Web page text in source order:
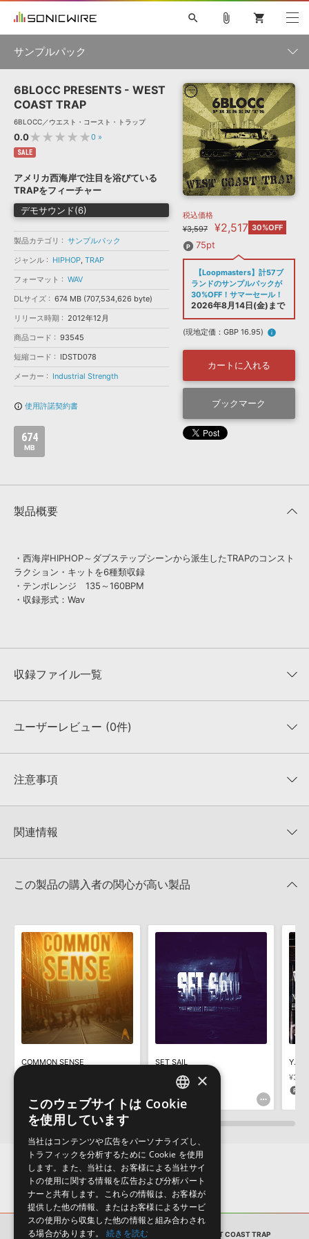
ソフト音源 »
プラグイン・エフェクト »
サンプルパック »
ソフトウェア／ツール »
DAW »
効果音 »
BGM »
キャンペーン »
特集 »
ニュースレター »
SONICWIREブログ »
製品サポート情報 »
DTMガイド »
FAQ »
お問い合わせ »
音楽カード
楽曲配信流通 サービス
無償のサウンド管理ソフト
次世代型 ボーカル・エディタ
APS
SLS
search
初音ミク NT 鏡音リン・レン V4X 巡音ルカ V4X
MEIKO V3
KAITO V3
TOONTRACK
SPITFIRE AUDIO
VIENNA
EZ DRUMMER 3
ライセンスフリーBGM
ボーカル抜き出し
DUBSTEP
MUTANT
ROUTER.FM
SONOCA
ソフト音源 プラグイン・エフェクト
ソフトウェア／ツール 効果音
attach_file shopping_cart
サンプルパック
製品一覧
ジャンル
フォーマット
ランキング
6BLOCC PRESENTS - WEST
COAST TRAP
6BLOCC／ウエスト・コースト・トラップ
0.0★★★★★0 »
SALE
アメリカ西海岸で注目を浴びている
TRAPをフィーチャー
デモサウンド(6)
製品カテゴリ
サンプルパック
ジャンル
HIPHOP, TRAP
フォーマット
WAV
DLサイズ
674 MB (707,534,626 byte)
リリース時期
2012年12月
商品コード
93545
短縮コード
IDSTD078
メーカー
Industrial Strength
info_outline 使用許諾契約書
674
MB
税込価格
¥3,597
¥2,517 30%OFF
75pt
【Loopmasters】計57ブ
ランドのサンプルパックが
30%OFF！サマーセール！
2026年8月14日(金)まで
(現地定価：GBP 16.95) info
カートに入れる
ブックマーク
製品概要
・西海岸HIPHOP～ダブステップシーンから派生したTRAPのコンスト
ラクション・キットを6種類収録
・テンポレンジ 135～160BPM
・収録形式：Wav
収録ファイル一覧
収録ファイル一覧
ユーザーレビュー (0件)
★★★★★
★5
★4
★1
注意事項
KONTAKTフォーマットは、
でお使いいただけます。無償版のKONTAKT PLAYERではお使いい
4GBを超えるデータに関するご注意：FAT32でフォーマットされた
きます際には、NTFSやHFS＋でフォーマットされたHDDをご用意
いただく必要がございます。
製品の購入手続き完了後、受注確認メールとシリアルナンバーをお
知らせするメールの2通が送信されます。メールに記載されており
ます説明に沿って、製品のダウンロード／導入を行って下さい。
サンプルパック製品には、原則として日本語版操作マニュアルをご
用意しておりません。ご購入後のご不明点や詳細に関するお問い合
わせなどは
テクニカルサポート
までご連絡ください。
デモソングは、製品収録サウンドを使ってできることを紹介するた
めのデモンストレーション用の楽曲です。原則として、デモソング
そのものをお使いいただくことはできません。また、デモソングを
構成する全てのサウンドが、サンプルパックに含まれていることを
保証するものではありません。
ダウンロード製品という性質上、一切の返品・返金はお受け付け致
しかねます。
関連情報
マーセール！
この製品の購入者の関心が高い製品
COMMON SENSE
SET SAIL
¥3,410
170pt
サンプルパック 6BLOCC PRESENTS - WEST COAST TRAP
ENGLISH
×
このウェブサイトは Cookie
を使用しています
当社はコンテンツや広告をパーソナライズし、
トラフィックを分析するために Cookie を使用
します。また、当社は、お客様による当社サイ
トの使用に関する情報を広告および分析パート
ナーと共有します。これらの情報は、お客様が
提供した他の情報、またはお客様によるサービ
スの使用から収集した他の情報と組み合わされ
る場合があります。
続きを読む